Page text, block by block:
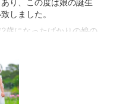
り、この度は娘の誕生
しました。
歳になったばかりの娘の
安心して撮影に臨めま
た娘ですが、そんな娘
を見せてくれるよう